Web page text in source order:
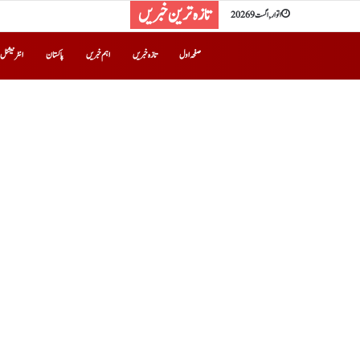
اتوار, اگست 9 2026 تازہ ترین خبریں
صفحہ اول تازہ خبریں اہم خبریں پاکستان انٹرنیشنل